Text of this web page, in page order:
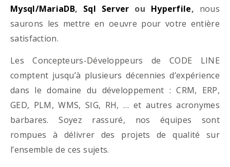
Mysql/MariaDB, Sql Server ou Hyperfile, nous
saurons les mettre en oeuvre pour votre entière
satisfaction.
Les Concepteurs-Développeurs de CODE LINE
comptent jusqu’à plusieurs décennies d’expérience
dans le domaine du développement : CRM, ERP,
GED, PLM, WMS, SIG, RH, … et autres acronymes
barbares. Soyez rassuré, nos équipes sont
rompues à délivrer des projets de qualité sur
l’ensemble de ces sujets.